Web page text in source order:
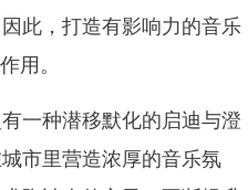
此，打造有影响力的音乐
用。
一种潜移默化的启迪与澄
市里营造浓厚的音乐氛